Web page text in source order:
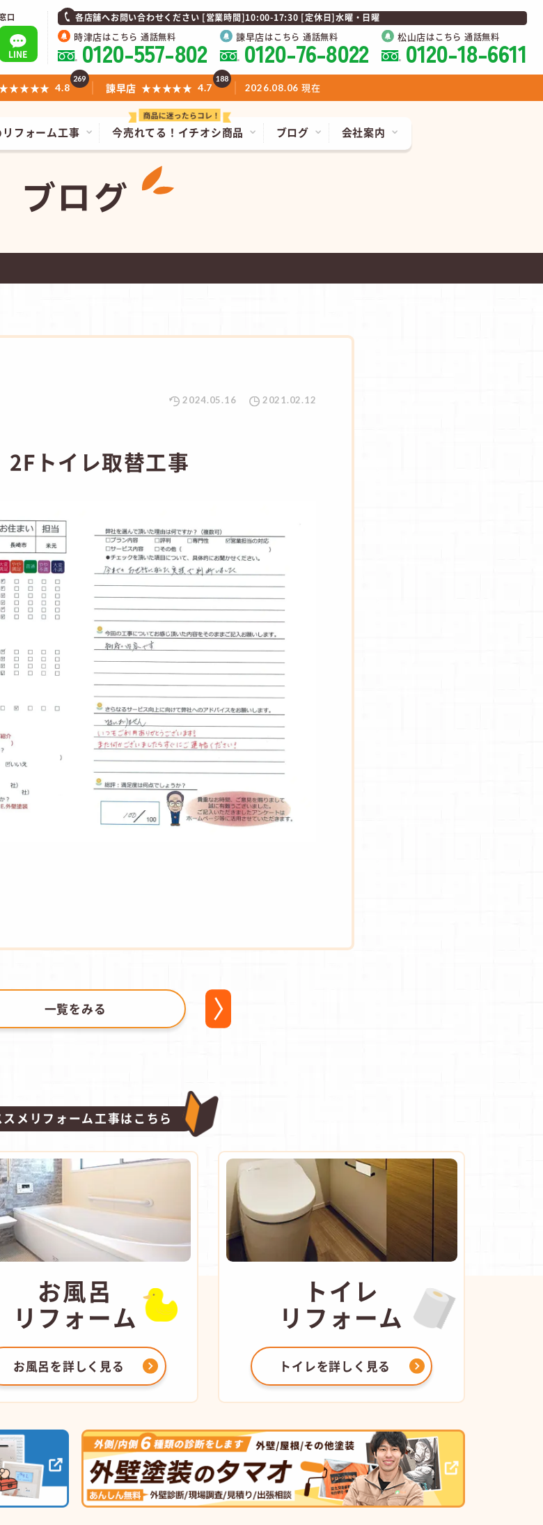
口
LINE
各店舗へお問い合わせください [営業時間]10:00-17:30 [定休日]水曜・日曜
時津店はこちら 通話無料
0120-557-802 諫早店はこちら 通話無料
0120-76-8022 松山店はこちら 通話無料
0120-18-6611
今売れてる！ イチオシ商品
フォーム工事 ブログ 会社案内
4.8
269
諫早店 ★★★★★ 4.7
188
2026.08.06 現在
ブログ
2024.05.16 2021.02.12
トイレ取替工事
一覧をみる
スメリフォーム工事はこちら
お風呂
リフォーム
お風呂を詳しく見る
トイレ
リフォーム
トイレを詳しく見る